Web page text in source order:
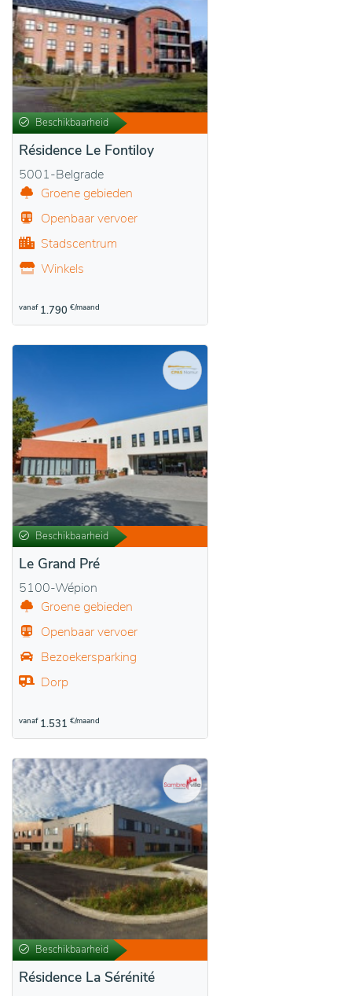
Beschikbaarheid
Résidence Le Fontiloy
5001-Belgrade
Groene gebieden
Openbaar vervoer
Stadscentrum
Winkels
vanaf 1.790 €/maand
Beschikbaarheid
Le Grand Pré
5100-Wépion
Groene gebieden
Openbaar vervoer
Bezoekersparking
Dorp
vanaf 1.531 €/maand
Beschikbaarheid
Résidence La Sérénité